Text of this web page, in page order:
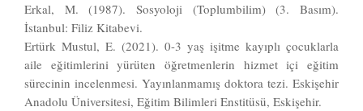
Erkal, M. (1987). Sosyoloji (Toplumbilim) (3. Basım).
İstanbul: Filiz Kitabevi.
Ertürk Mustul, E. (2021). 0-3 yaş işitme kayıplı çocuklarla
aile eğitimlerini yürüten öğretmenlerin hizmet içi eğitim
sürecinin incelenmesi. Yayınlanmamış doktora tezi. Eskişehir
Anadolu Üniversitesi, Eğitim Bilimleri Enstitüsü, Eskişehir.